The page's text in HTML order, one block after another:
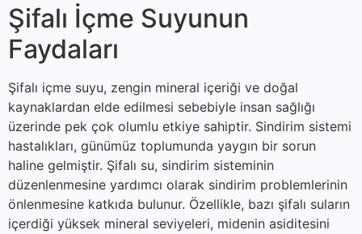
Şifalı İçme Suyunun
Faydaları
Şifalı içme suyu, zengin mineral içeriği ve doğal
kaynaklardan elde edilmesi sebebiyle insan sağlığı
üzerinde pek çok olumlu etkiye sahiptir. Sindirim sistemi
hastalıkları, günümüz toplumunda yaygın bir sorun
haline gelmiştir. Şifalı su, sindirim sisteminin
düzenlenmesine yardımcı olarak sindirim problemlerinin
önlenmesine katkıda bulunur. Özellikle, bazı şifalı suların
içerdiği yüksek mineral seviyeleri, midenin asiditesini